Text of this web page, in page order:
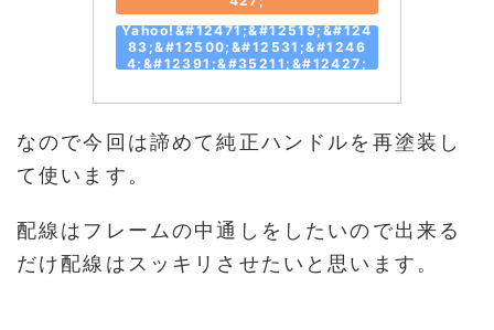
Yahoo!&#12471;&#12519;&#124
83;&#12500;&#12531;&#1246
4;&#12391;&#35211;&#12427;
なので今回は諦めて純正ハンドルを再塗装し
て使います。
配線はフレームの中通しをしたいので出来る
だけ配線はスッキリさせたいと思います。